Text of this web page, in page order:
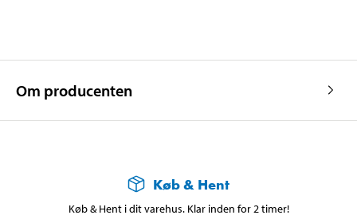
Om producenten
Køb & Hent
Køb & Hent i dit varehus. Klar inden for 2 timer!